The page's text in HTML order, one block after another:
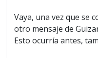
Vaya, una vez que se
otro mensaje de
Esto ocurría antes,